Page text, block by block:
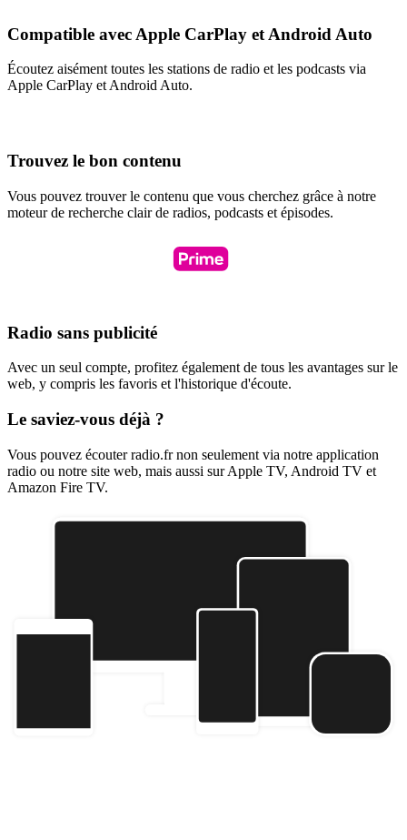
Compatible avec Apple CarPlay et Android Auto
Écoutez aisément toutes les stations de radio et les podcasts via
Apple CarPlay et Android Auto.
Trouvez le bon contenu
Vous pouvez trouver le contenu que vous cherchez grâce à notre
moteur de recherche clair de radios, podcasts et épisodes.
Radio sans publicité
Avec un seul compte, profitez également de tous les avantages sur le
web, y compris les favoris et l'historique d'écoute.
Le saviez-vous déjà ?
Vous pouvez écouter radio.fr non seulement via notre application
radio ou notre site web, mais aussi sur Apple TV, Android TV et
Amazon Fire TV.